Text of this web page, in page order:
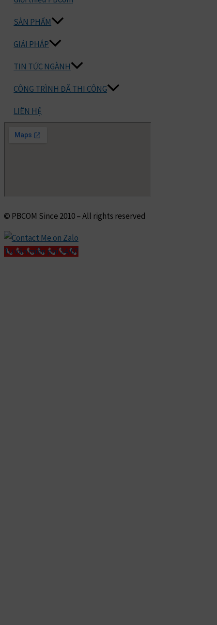
SẢN PHẨM
GIẢI PHÁP
TIN TỨC NGÀNH
CÔNG TRÌNH ĐÃ THI CÔNG
LIÊN HỆ
© PBCOM Since 2010 – All rights reserved
Tư vấn miễn phí 24/07